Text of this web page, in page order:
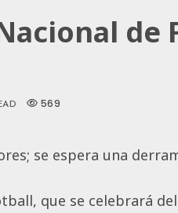
569
se espera una
que se celebrará